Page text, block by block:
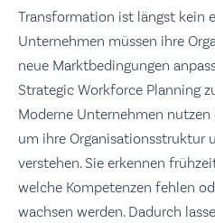
Transformation ist längst kein
Unternehmen müssen ihre
neue Marktbedingungen
Strategic Workforce Planning
Moderne Unternehmen nutzen
um ihre Organisationsstruktur
verstehen. Sie erkennen
welche Kompetenzen fehlen
wachsen werden. Dadurch